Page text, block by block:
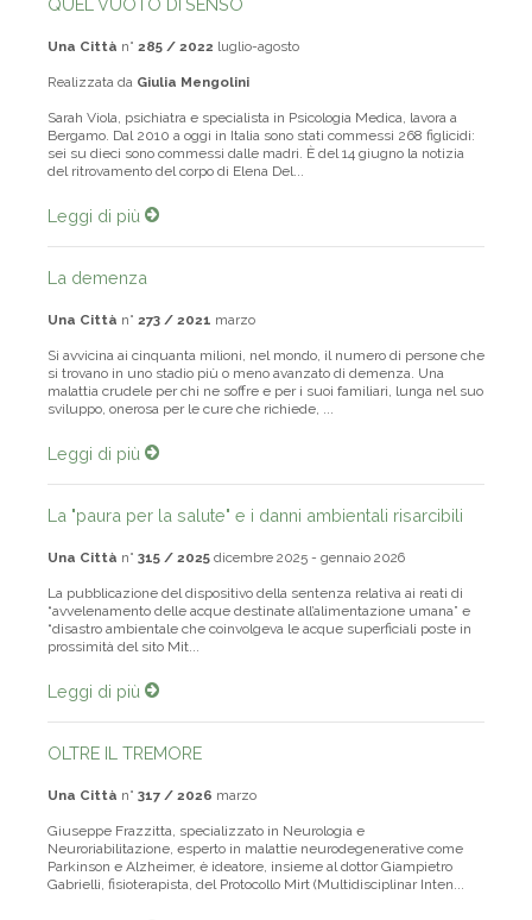
QUEL VUOTO DI SENSO
Una Città n° 285 / 2022 luglio-agosto
Realizzata da Giulia Mengolini
Sarah Viola, psichiatra e specialista in Psicologia Medica, lavora a
Bergamo. Dal 2010 a oggi in Italia sono stati commessi 268 figlicidi:
sei su dieci sono commessi dalle madri. È del 14 giugno la notizia
del ritrovamento del corpo di Elena Del...
Leggi di più
La demenza
Una Città n° 273 / 2021 marzo
Si avvicina ai cinquanta milioni, nel mondo, il numero di persone che
si trovano in uno stadio più o meno avanzato di demenza. Una
malattia crudele per chi ne soffre e per i suoi familiari, lunga nel suo
sviluppo, onerosa per le cure che richiede, ...
Leggi di più
La "paura per la salute" e i danni ambientali risarcibili
Una Città n° 315 / 2025 dicembre 2025 - gennaio 2026
La pubblicazione del dispositivo della sentenza relativa ai reati di
“avvelenamento delle acque destinate all’alimentazione umana” e
“disastro ambientale che coinvolgeva le acque superficiali poste in
prossimità del sito Mit...
Leggi di più
OLTRE IL TREMORE
Una Città n° 317 / 2026 marzo
Giuseppe Frazzitta, specializzato in Neurologia e
Neuroriabilitazione, esperto in malattie neurodegenerative come
Parkinson e Alzheimer, è ideatore, insieme al dottor Giampietro
Gabrielli, fisioterapista, del Protocollo Mirt (Multidisciplinar Inten...